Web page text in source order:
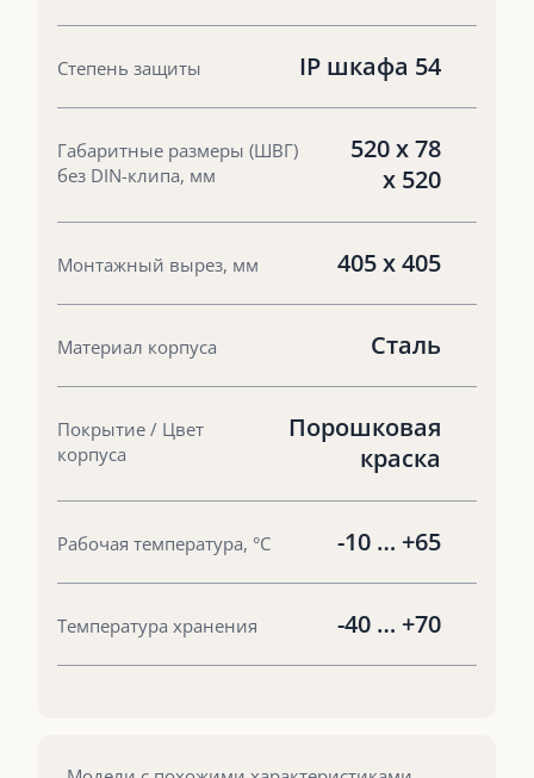
Степень защиты IP шкафа 54
Габаритные размеры (ШВГ)
без DIN-клипа, мм
520 x 78
x 520
Монтажный вырез, мм 405 х 405
Материал корпуса Сталь
Покрытие / Цвет
корпуса
Порошковая
краска
Рабочая температура, °С -10 … +65
Температура хранения -40 … +70